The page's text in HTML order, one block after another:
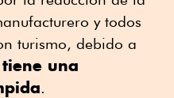
y todos
turismo, debido a
una
.